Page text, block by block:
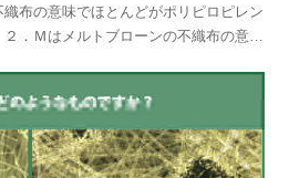
布の意味でほとんどがポリピロピレン
．Ｍはメルトブローンの不織布の意味
ド製の不織布の意味です。ＳＭＳとは
にした不織布のことを言い...